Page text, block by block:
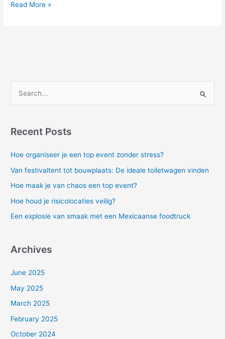
Read More »
r
o
r
:
Recent Posts
Hoe organiseer je een top event zonder stress?
Van festivaltent tot bouwplaats: De ideale toiletwagen vinden
Hoe maak je van chaos een top event?
Hoe houd je risicolocaties veilig?
Een explosie van smaak met een Mexicaanse foodtruck
Archives
June 2025
May 2025
March 2025
February 2025
October 2024